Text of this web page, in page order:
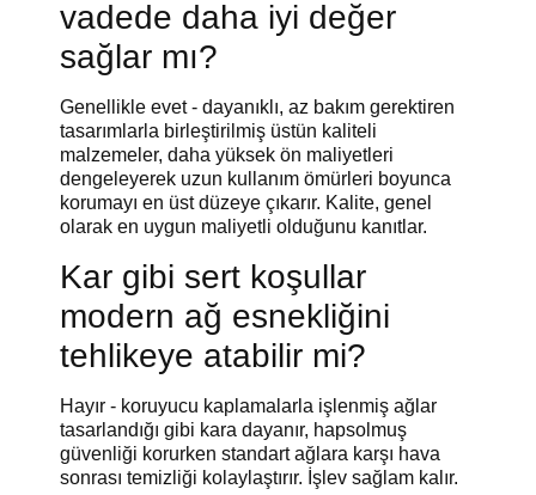
vadede daha iyi değer
sağlar mı?
Genellikle evet - dayanıklı, az bakım gerektiren
tasarımlarla birleştirilmiş üstün kaliteli
malzemeler, daha yüksek ön maliyetleri
dengeleyerek uzun kullanım ömürleri boyunca
korumayı en üst düzeye çıkarır. Kalite, genel
olarak en uygun maliyetli olduğunu kanıtlar.
Kar gibi sert koşullar
modern ağ esnekliğini
tehlikeye atabilir mi?
Hayır - koruyucu kaplamalarla işlenmiş ağlar
tasarlandığı gibi kara dayanır, hapsolmuş
güvenliği korurken standart ağlara karşı hava
sonrası temizliği kolaylaştırır. İşlev sağlam kalır.